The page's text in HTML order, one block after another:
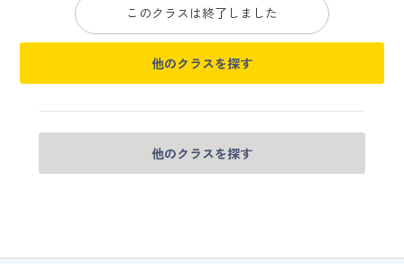
このクラスは終了しました
他のクラスを探す
他のクラスを探す